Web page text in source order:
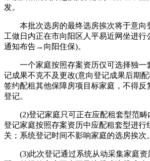
发。
本批次选房的最终选房挨次将于意向
工做日内正在市向阳区人平易近网坐进
通知布告→向阳住保)。
一个家庭按照存案资历仅可选择独一
记成果不克不及更改(意向登记成果后期
签约配租其他保障房项目标家庭，不得反
登记。
(2)登记家庭只可正在应配租套型范畴
登记家庭按照存案资历中应配租套型进行
关；系统登记时间不影响家庭的选房挨次。
(3)此次登记通过系统从动采集家庭资